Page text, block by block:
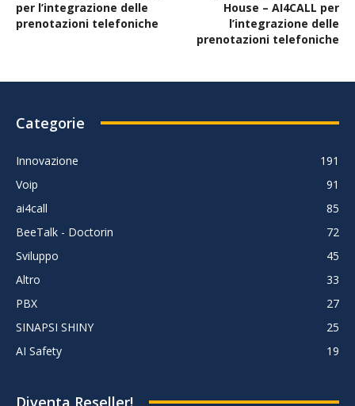
per l’integrazione delle
prenotazioni telefoniche
House – AI4CALL per
l’integrazione delle
prenotazioni telefoniche
Categorie
Innovazione
191
Voip
91
ai4call
85
BeeTalk - Doctorin
72
Sviluppo
45
Altro
33
PBX
27
SINAPSI SHINY
25
AI Safety
19
Diventa Reseller!